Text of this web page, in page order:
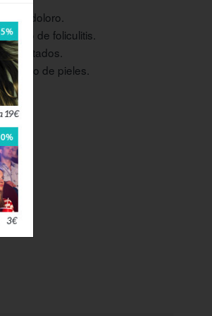
e indoloro.
de foliculitis.
tipo de pieles.